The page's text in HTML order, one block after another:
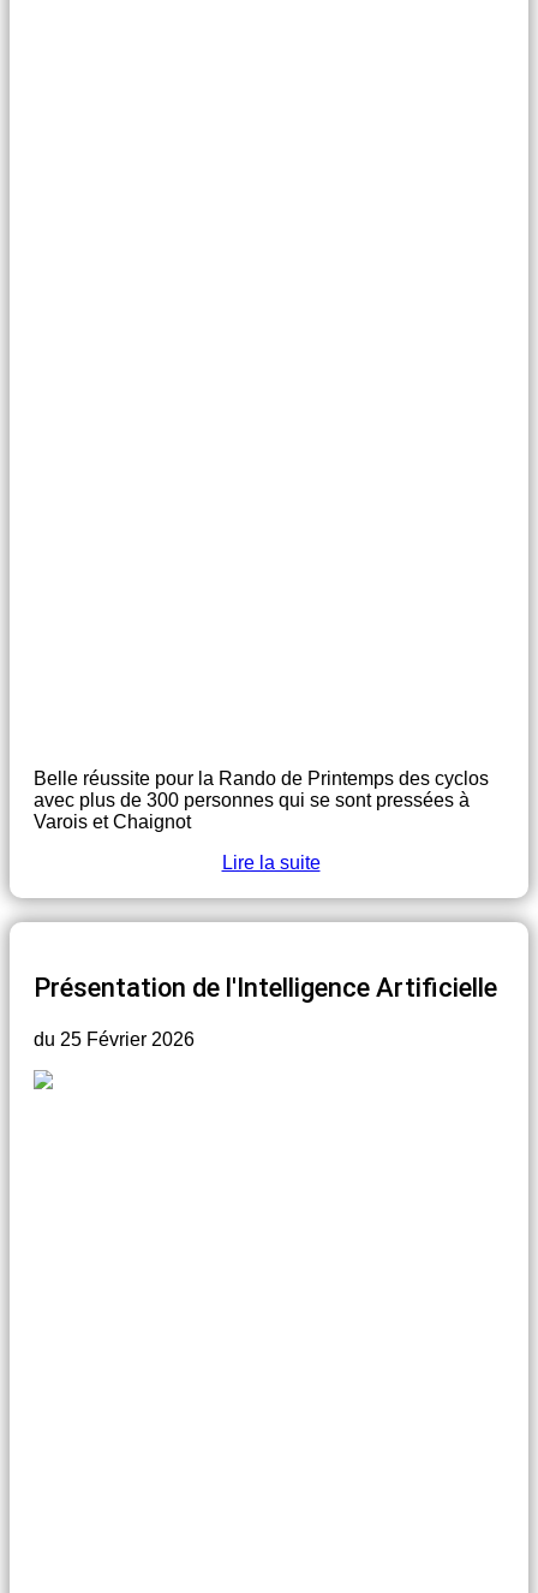
Belle réussite pour la Rando de Printemps des cyclos
avec plus de 300 personnes qui se sont pressées à
Varois et Chaignot
Lire la suite
Présentation de l'Intelligence Artificielle
du 25 Février 2026